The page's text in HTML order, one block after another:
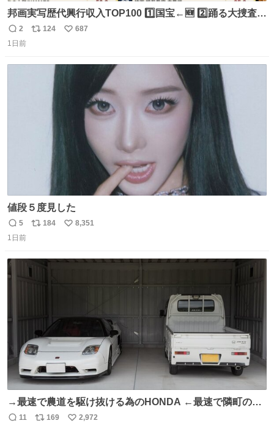
邦画実写歴代興行収入TOP100 1️⃣国宝←🆕 2️⃣踊る大捜査線
THE MOVIE2 3️⃣南極物語 4️⃣踊る大捜査線 THE MOVIE 5️⃣
子猫物語 6️⃣劇場版コード・ブルー 7️⃣天と地と 8️⃣永遠の0
どなく、お別れです←🆕 … 60位 キングダム 魂の決戦←🆕
返
信
2
リ
124
い
数
687
1日前
値段５度見した
返
信
5
リ
ト
数
184
い
8,351
1日前
→最速で農道を駆け抜ける為のHONDA ←最速で隣町の集
会所に行く為のHONDA
返
11
リ
169
い
2,972